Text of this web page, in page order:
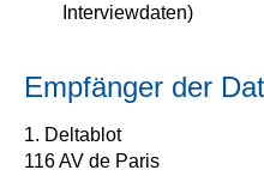
Interviewdaten)
Empfänger der
1. Deltablot
116 AV de Paris